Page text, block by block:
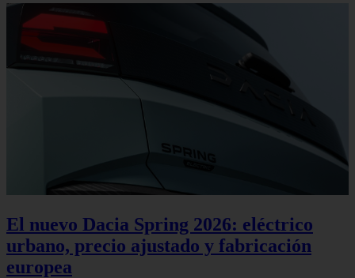
El nuevo Dacia Spring 2026: eléctrico
urbano, precio ajustado y fabricación
europea